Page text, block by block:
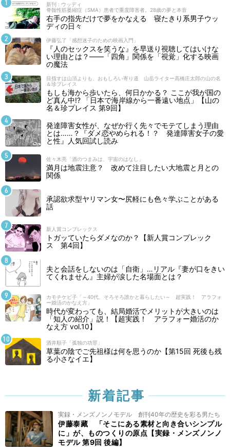
新刊 : ウッディ
脊髄性筋萎縮症（SMA）患者で重度障害者。28歳の夢と本音
右手の指先だけで夢をかなえる 寝たきり系男子ウッ
ディの日々
伊藤弘了「感想迷子のための映画入門」
『人のセックスを笑うな』を早送り視聴してはいけな
い理由とは？――「四角」関係を「視覚」化する映画
の魔法
目指すは山頂よりも、おもしろい寄り道 山岳ライター高橋庄太郎の山の名
＆珍プレイス
もしも海から歩いたら、何日かかる？ ここが我が国の
ど真ん中!? 「日本で海岸線から一番遠い地点」【山の
名＆珍プレイス 第9回】
発達障害女性が、なぜか行く先々でモテてしまう理由
とは……？『ダメ恋やめられる！？ 発達障害女子の愛
と性』人気回試し読み
佐々木亮「酒のつまみは、宇宙のはなし」
満月は地震注意？ 改めて注目したい大地震と月との
関係
承認欲求型ヤリマン女〜尻軽にも色々学ぶことがある
話
新人賞コンプレックス
トガッていたらダメなのか？【新人賞コンプレック
ス 第4回】
夫と会話をしないのは「自衛」…リアル『妻が口をきい
てくれません』主婦が涙した名場面とは？
カモチケビ子「～40代、そろそろ誰かと暮らしたい～ 超実践！ アラフォ
ー婚活のかなえ方」
時代が変わっても、結局婚活でメリットが大きいのは
「知人の紹介」説！【超実践！ アラフォー婚活のか
なえ方 vol.10】
酒井順子「孤独の功罪」
草葉の陰でご先祖様は何を思うのか【第15回 死後も残
る小さなイエ】
新着記事
実録・メンズノンノモデル 創刊40年の歴史を彩る男たち
伊藤泰藏 「そこにある素材と向き合いシンプル
に」が、ものつくりの原点【実録・メンズノンノ
モデル 第9回 後編】